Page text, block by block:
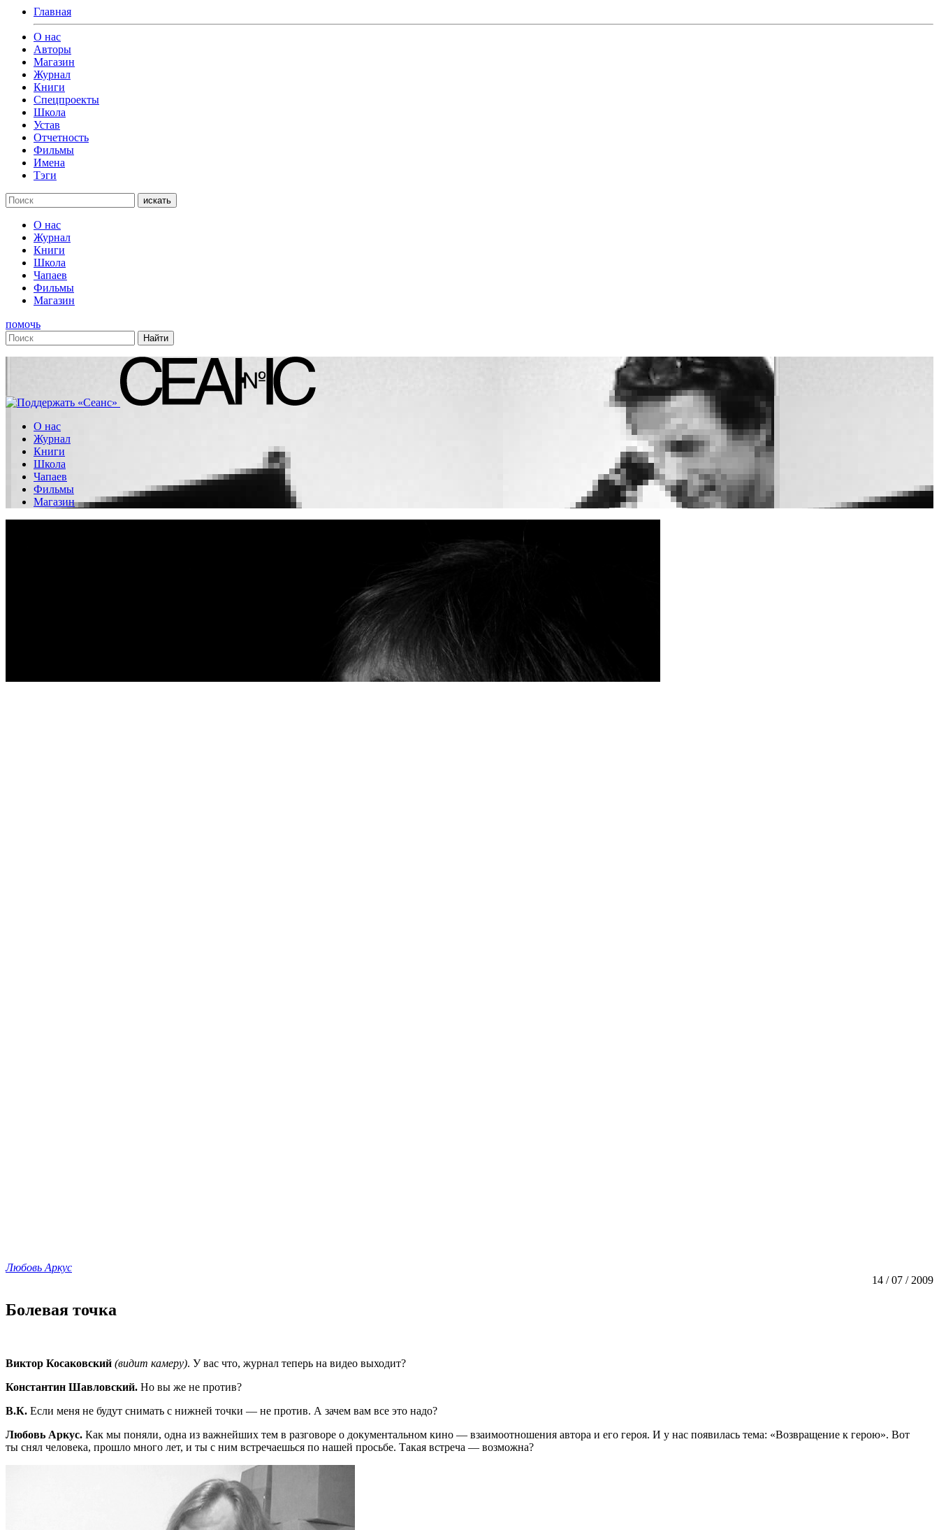
Главная
О нас
Авторы
Магазин
Журнал
Книги
Спецпроекты
Школа
Устав
Отчетность
Фильмы
Имена
Тэги
искать
О нас
Журнал
Книги
Школа
Чапаев
Фильмы
Магазин
помочь
О нас
Журнал
Книги
Школа
Чапаев
Фильмы
Магазин
Любовь Аркус
14 / 07 / 2009
Болевая точка
Виктор Косаковский (видит камеру). У вас что, журнал теперь на видео выходит?
Константин Шавловский. Но вы же не против?
В.К. Если меня не будут снимать с нижней точки — не против. А зачем вам все это надо?
Любовь Аркус. Как мы поняли, одна из важнейших тем в разговоре о документальном кино — взаимоотношения автора и его героя. И у нас появилась тема: «Возвращение к герою». Вот
ты снял человека, прошло много лет, и ты с ним встречаешься по нашей просьбе. Такая встреча — возможна?